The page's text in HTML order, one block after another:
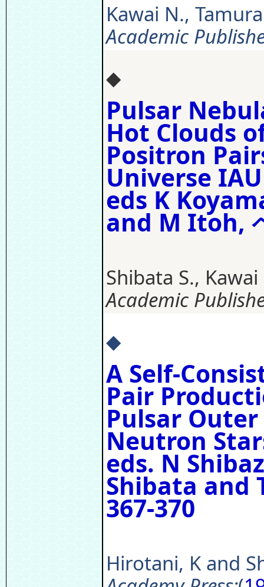
Kawai N.,
Academic
◆
Pulsar
Hot Clouds
Positron
Universe
eds K
and M Itoh,
Shibata S.,
Academic
◆
A Self-
Pair
Pulsar
Neutron
eds. N
Shibata and
367-370
Hirotani, K and